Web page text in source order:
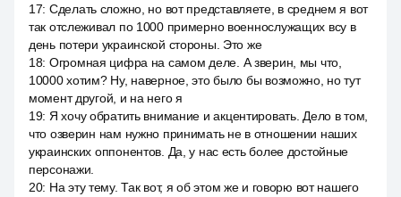
17: Сделать сложно, но вот представляете, в среднем я вот
так отслеживал по 1000 примерно военнослужащих всу в
день потери украинской стороны. Это же
18: Огромная цифра на самом деле. А зверин, мы что,
10000 хотим? Ну, наверное, это было бы возможно, но тут
момент другой, и на него я
19: Я хочу обратить внимание и акцентировать. Дело в том,
что озверин нам нужно принимать не в отношении наших
украинских оппонентов. Да, у нас есть более достойные
персонажи.
20: На эту тему. Так вот, я об этом же и говорю вот нашего